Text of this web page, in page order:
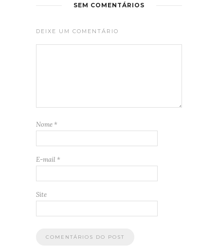
SEM COMENTÁRIOS
DEIXE UM COMENTÁRIO
Nome *
E-mail *
Site